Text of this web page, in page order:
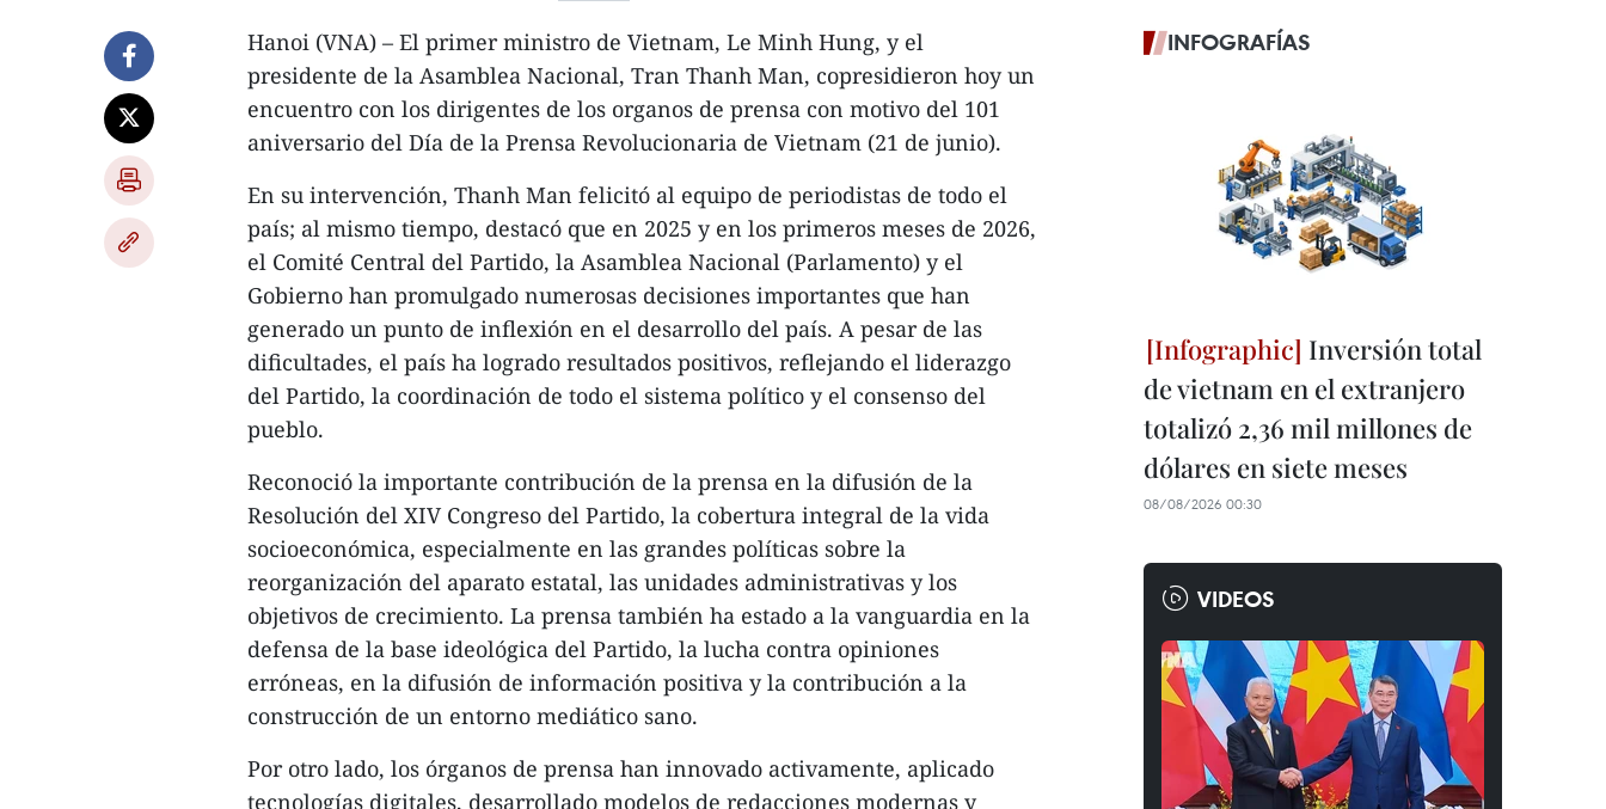
Hanoi (VNA) – El primer ministro de Vietnam, Le Minh Hung, y el
presidente de la Asamblea Nacional, Tran Thanh Man, copresidieron hoy un
encuentro con los dirigentes de los organos de prensa con motivo del 101
aniversario del Día de la Prensa Revolucionaria de Vietnam (21 de junio).
En su intervención, Thanh Man felicitó al equipo de periodistas de todo el
país; al mismo tiempo, destacó que en 2025 y en los primeros meses de 2026,
el Comité Central del Partido, la Asamblea Nacional (Parlamento) y el
Gobierno han promulgado numerosas decisiones importantes que han
generado un punto de inflexión en el desarrollo del país. A pesar de las
dificultades, el país ha logrado resultados positivos, reflejando el liderazgo
del Partido, la coordinación de todo el sistema político y el consenso del
pueblo.
Reconoció la importante contribución de la prensa en la difusión de la
Resolución del XIV Congreso del Partido, la cobertura integral de la vida
socioeconómica, especialmente en las grandes políticas sobre la
reorganización del aparato estatal, las unidades administrativas y los
objetivos de crecimiento. La prensa también ha estado a la vanguardia en la
defensa de la base ideológica del Partido, la lucha contra opiniones
erróneas, en la difusión de información positiva y la contribución a la
construcción de un entorno mediático sano.
Por otro lado, los órganos de prensa han innovado activamente, aplicado
tecnologías digitales, desarrollado modelos de redacciones modernas y
INFOGRAFÍAS
Inversión total
de vietnam en el extranjero
totalizó 2,36 mil millones de
dólares en siete meses
08/08/2026 00:30
VIDEOS